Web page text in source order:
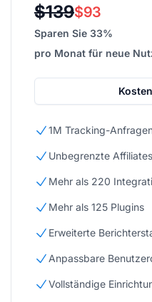
$139$93
Sparen Sie 33%
pro Monat für neue
1M Tracking-
Unbegrenzte Affiliates
Mehr als 220
Mehr als 125 Plugins
Erweiterte
Anpassbare
Vollständige